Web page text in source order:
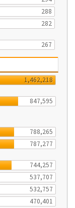
288
282
267
1,462,218
847,595
788,265
787,277
744,257
537,707
532,757
470,401